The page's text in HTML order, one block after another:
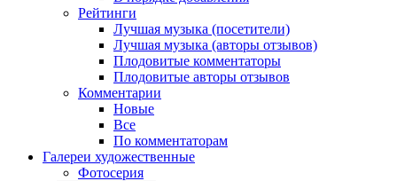
Рейтинги
Лучшая музыка (посетители)
Лучшая музыка (авторы отзывов)
Плодовитые комментаторы
Плодовитые авторы отзывов
Комментарии
Новые
Все
По комментаторам
Галереи художественные
Фотосерия